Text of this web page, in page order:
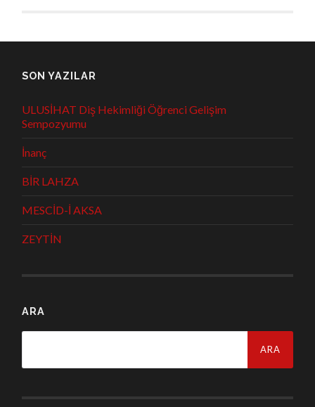
SON YAZILAR
ULUSİHAT Diş Hekimliği Öğrenci Gelişim
Sempozyumu
İnanç
BİR LAHZA
MESCİD-İ AKSA
ZEYTİN
ARA